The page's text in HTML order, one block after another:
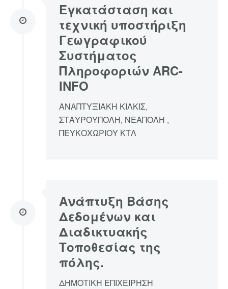
Εγκατάσταση και
τεχνική υποστήριξη
Γεωγραφικού
Συστήματος
Πληροφοριών ARC-
INFO
ΑΝΑΠΤΥΞΙΑΚΗ ΚΙΛΚΙΣ,
ΣΤΑΥΡΟΥΠΟΛΗ, ΝΕΑΠΟΛΗ ,
ΠΕΥΚΟΧΩΡΙΟΥ ΚΤΛ
Ανάπτυξη Βάσης
Δεδομένων και
Διαδικτυακής
Τοποθεσίας της
πόλης.
ΔΗΜΟΤΙΚΗ ΕΠΙΧΕΙΡΗΣΗ